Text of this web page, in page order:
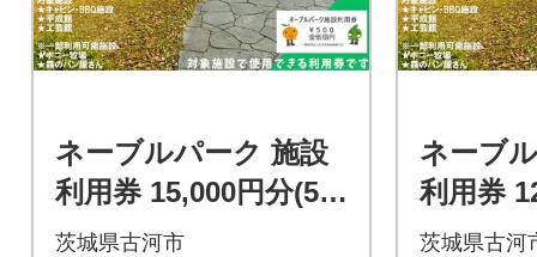
ネーブルパーク 施設
利用券 15,000円分(50
0円×30枚) _DP17
茨城県古河市
ネーブ
利用券
0円×24
茨城県古河